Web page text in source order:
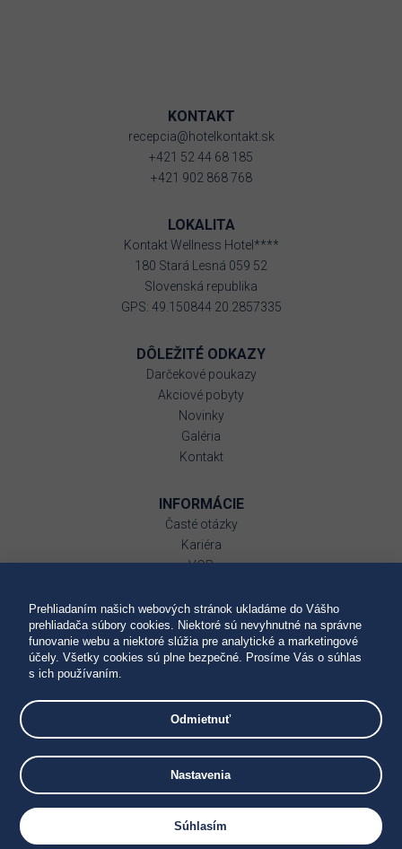
KONTAKT
recepcia@hotelkontakt.sk
+421 52 44 68 185
+421 902 868 768
LOKALITA
Kontakt Wellness Hotel****
180 Stará Lesná 059 52
Slovenská republika
GPS: 49.150844 20.2857335
DÔLEŽITÉ ODKAZY
Darčekové poukazy
Akciové pobyty
Novinky
Galéria
Kontakt
INFORMÁCIE
Časté otázky
Kariéra
VOP
GDPR
Reklamačný poriadok
Súbory cookies
Pitná voda
Prehliadaním našich webových stránok ukladáme do Vášho
prehliadača súbory cookies. Niektoré sú nevyhnutné na správne
funovanie webu a niektoré slúžia pre analytické a marketingové
účely. Všetky cookies sú plne bezpečné. Prosíme Vás o súhlas
s ich používaním.
Odmietnuť
Nastavenia
Súhlasím